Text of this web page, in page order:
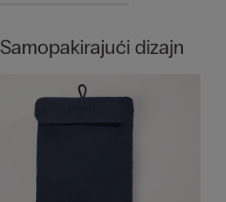
Samopakirajući dizajn